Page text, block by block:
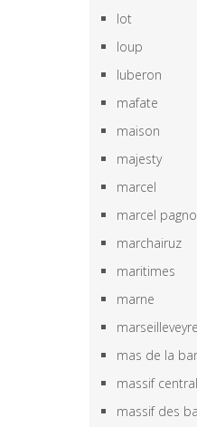
lot
loup
luberon
mafate
maison
majesty
marcel
marcel
marchairuz
maritimes
marne
marseilleveyre
mas de la
massif central
massif des